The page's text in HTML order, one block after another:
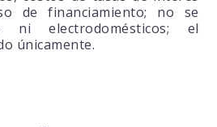
de financiamiento; no se
ni electrodomésticos; el
únicamente.